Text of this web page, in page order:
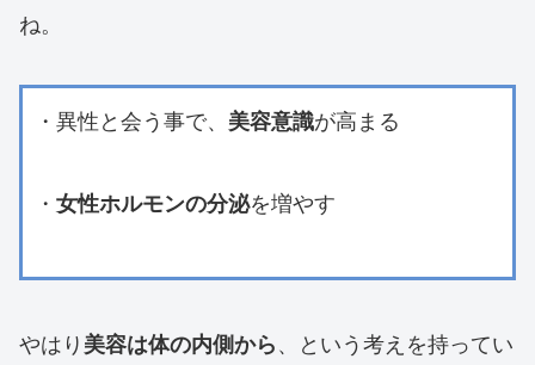
ね。
・異性と会う事で、 美容意識が高まる
・ 女性ホルモンの分泌を増やす
やはり美容は体の内側から、という考えを持ってい